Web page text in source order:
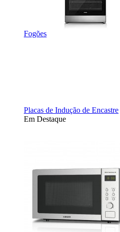
Fogões
Placas de Indução de Encastre
Em Destaque